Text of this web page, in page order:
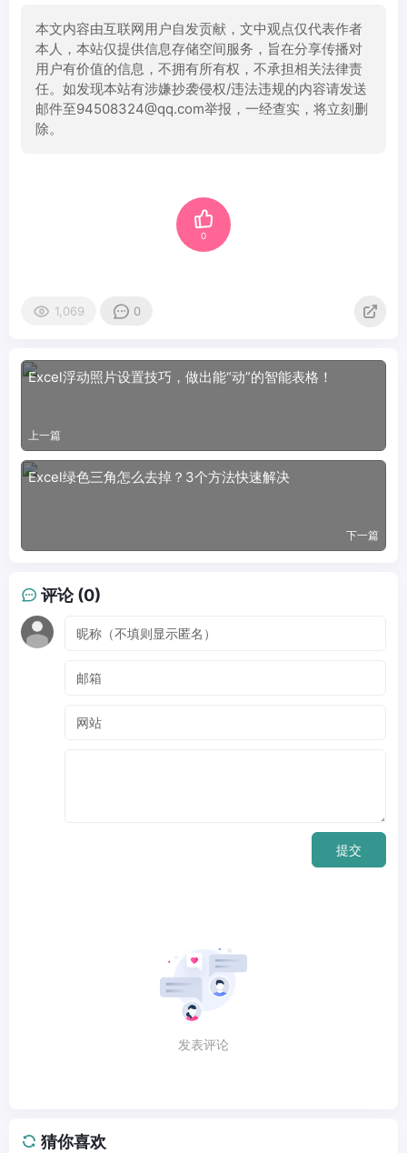
本文内容由互联网用户自发贡献，文中观点仅代表作者
本人，本站仅提供信息存储空间服务，旨在分享传播对
用户有价值的信息，不拥有所有权，不承担相关法律责
任。如发现本站有涉嫌抄袭侵权/违法违规的内容请发送
邮件至94508324@qq.com举报，一经查实，将立刻删
除。
0
1,069 0
Excel浮动照片设置技巧，做出能“动”的智能表格！
上一篇
Excel绿色三角怎么去掉？3个方法快速解决
下一篇
评论 (0)
提交
发表评论
猜你喜欢